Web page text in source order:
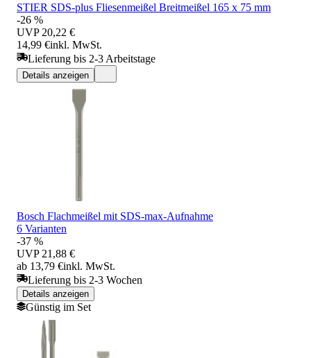
STIER SDS-plus Fliesenmeißel Breitmeißel 165 x 75 mm
-26 %
UVP 20,22 €
14,99 €inkl. MwSt.
Lieferung bis 2-3 Arbeitstage
Details anzeigen
Bosch Flachmeißel mit SDS-max-Aufnahme
6 Varianten
-37 %
UVP 21,88 €
ab 13,79 €inkl. MwSt.
Lieferung bis 2-3 Wochen
Details anzeigen
Günstig im Set